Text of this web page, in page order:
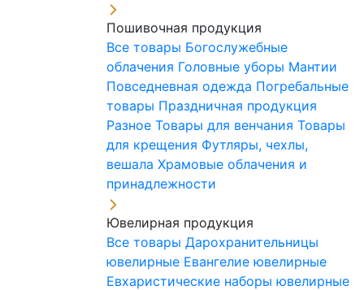
Пошивочная продукция
Все товары Богослужебные
облачения Головные уборы Мантии
Повседневная одежда Погребальные
товары Праздничная продукция
Разное Товары для венчания Товары
для крещения Футляры, чехлы,
вешала Храмовые облачения и
принадлежности
Ювелирная продукция
Все товары Дарохранительницы
ювелирные Евангелие ювелирные
Евхаристические наборы ювелирные